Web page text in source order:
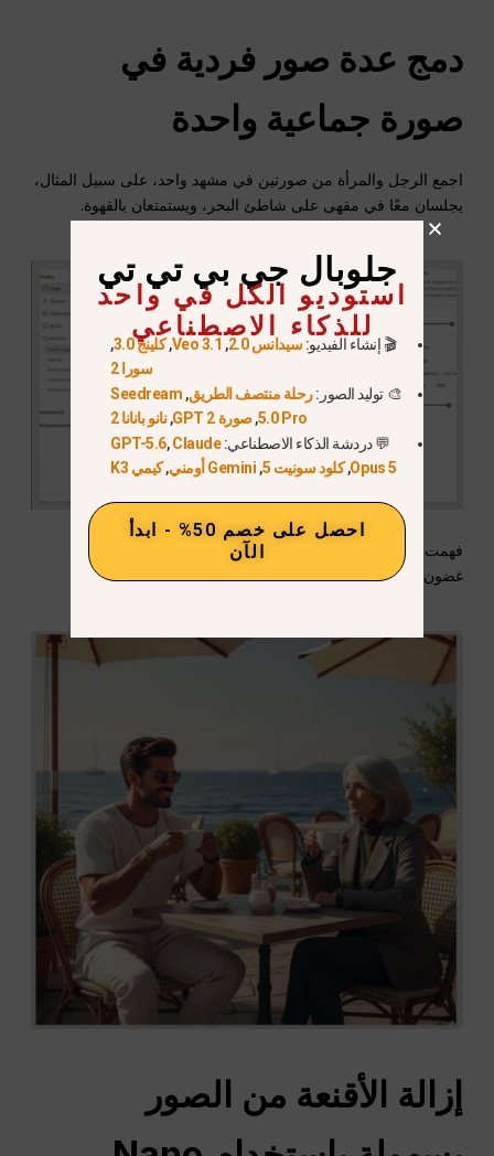
دمج عدة صور فردية في
صورة جماعية واحدة
اجمع الرجل والمرأة من صورتين في مشهد واحد، على سبيل المثال،
يجلسان معًا في مقهى على شاطئ البحر، ويستمتعان بالقهوة.
فهمت الأداة المطلوب بشكل صحيح وقامت بإنشاء المشهد في
غضون 20 ثانية فقط. رائع!
إزالة الأقنعة من الصور
جلوبال جي بي تي تي
استوديو الكل في واحد
للذكاء الاصطناعي
🎬 إنشاء الفيديو:سيدانس 2.0 ,
Veo 3.1
,كلينج 3.0
,
سورا 2
🎨 توليد الصور:رحلة منتصف الطريق,
Seedream
5.0 Pro
,صورة GPT 2 ,نانو بانانا 2
💬 دردشة الذكاء الاصطناعي:
GPT-5.6,Claude
Opus 5
,كلود سونيت 5 , Gemini أومني ,كيمي K3
احصل على خصم 50% - ابدأ
الآن